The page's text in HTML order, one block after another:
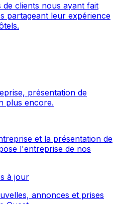
de clients nous ayant fait
partageant leur expérience
présentation de
plus encore.
et la présentation de
l'entreprise de nos
à jour
annonces et prises